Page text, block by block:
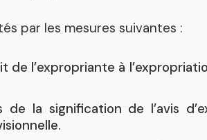
par les mesures suivantes :
l’expropriante à
la signification de l’avis